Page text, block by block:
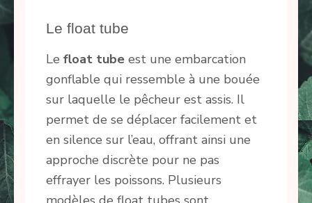
Le float tube
Le float tube est une embarcation
gonflable qui ressemble à une bouée
sur laquelle le pêcheur est assis. Il
permet de se déplacer facilement et
en silence sur l’eau, offrant ainsi une
approche discrète pour ne pas
effrayer les poissons. Plusieurs